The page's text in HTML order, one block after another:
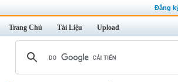
Đăng
Trang Chủ Tài Liệu Upload